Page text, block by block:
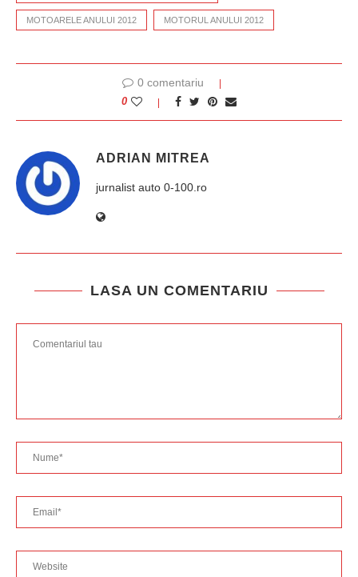
MOTOARELE ANULUI 2012 MOTORUL ANULUI 2012
0 comentariu
0
ADRIAN MITREA
jurnalist auto 0-100.ro
LASA UN COMENTARIU